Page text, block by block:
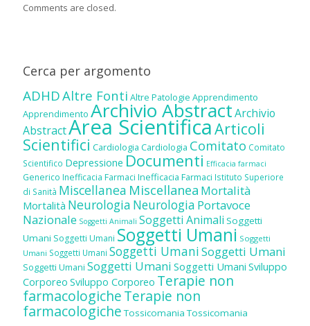
Comments are closed.
Cerca per argomento
ADHDAltre Fonti Altre Patologie Apprendimento
Apprendimento Archivio AbstractArchivio
AbstractArea ScientificaArticoli
Scientifici Cardiologia Cardiologia Comitato Comitato
Scientifico Depressione Documenti Efficacia farmaci
Generico Inefficacia Farmaci Inefficacia Farmaci Istituto Superiore
di Sanità Miscellanea Miscellanea Mortalità
Mortalità Neurologia Neurologia Portavoce
Nazionale Soggetti Animali Soggetti Animali Soggetti
Umani Soggetti Umani Soggetti Umani Soggetti
Umani Soggetti Umani Soggetti UmaniSoggetti Umani
Soggetti Umani Soggetti Umani Soggetti Umani Sviluppo
Corporeo Sviluppo Corporeo Terapie non
farmacologicheTerapie non
farmacologiche Tossicomania Tossicomania